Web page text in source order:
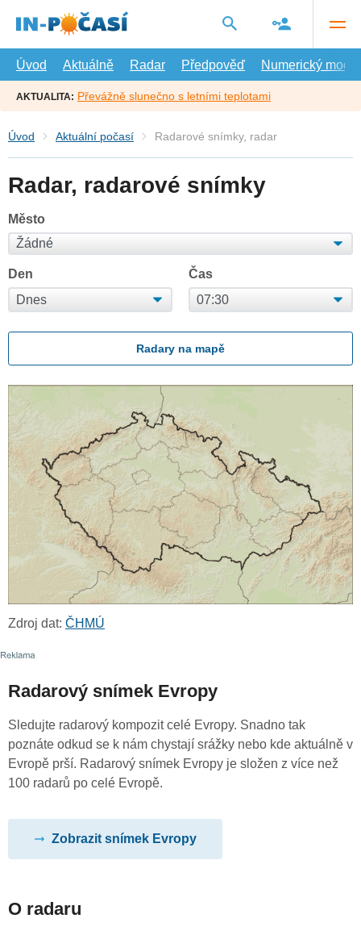
hlavní
Úvod
Aktuálně Radar Předpověď Numerický model
AKTUALITA: Převážně slunečno s letními teplotami
Úvod Aktuální počasí Radarové snímky, radar
Radar, radarové snímky
Město
Den Čas
Radary na mapě
Zdroj dat: ČHMÚ
Radarový snímek Evropy
Sledujte radarový kompozit celé Evropy. Snadno tak
poznáte odkud se k nám chystají srážky nebo kde aktuálně v
Evropě prší. Radarový snímek Evropy je složen z více než
100 radarů po celé Evropě.
Zobrazit snímek Evropy
O radaru